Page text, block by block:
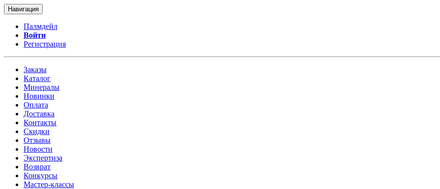
Навигация
Палмдейл
Войти
Регистрация
Заказы
Каталог
Минералы
Новинки
Оплата
Доставка
Контакты
Скидки
Отзывы
Новости
Экспертиза
Возврат
Конкурсы
Мастер-классы